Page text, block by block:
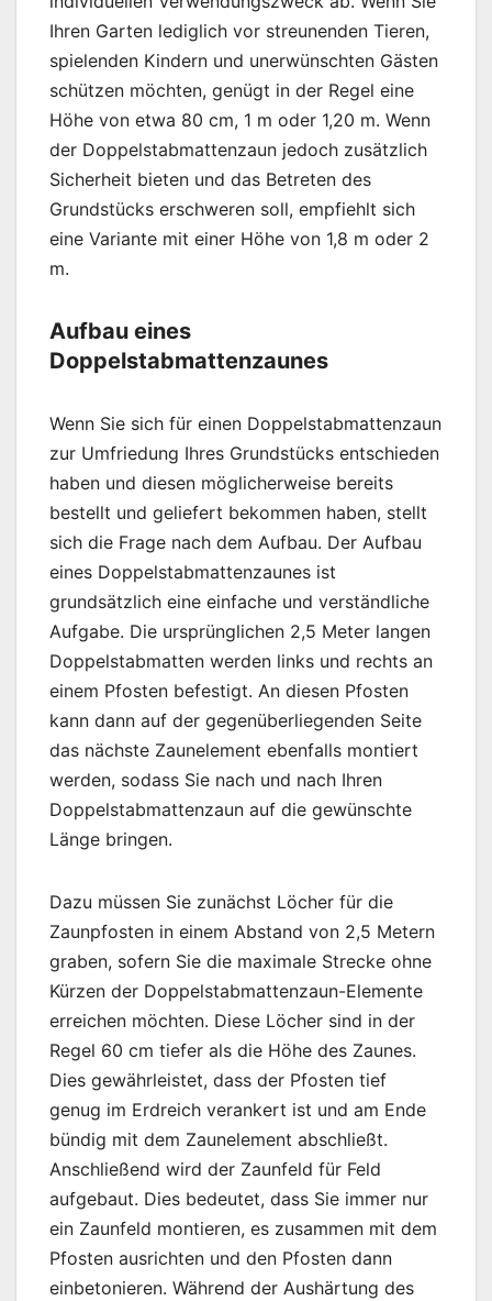
Ihren Garten lediglich vor streunenden Tieren,
spielenden Kindern und unerwünschten Gästen
schützen möchten, genügt in der Regel eine
Höhe von etwa 80 cm, 1 m oder 1,20 m. Wenn
der Doppelstabmattenzaun jedoch zusätzlich
Sicherheit bieten und das Betreten des
Grundstücks erschweren soll, empfiehlt sich
eine Variante mit einer Höhe von 1,8 m oder 2
m.
Aufbau eines
Doppelstabmattenzaunes
Wenn Sie sich für einen Doppelstabmattenzaun
zur Umfriedung Ihres Grundstücks entschieden
haben und diesen möglicherweise bereits
bestellt und geliefert bekommen haben, stellt
sich die Frage nach dem Aufbau. Der Aufbau
eines Doppelstabmattenzaunes ist
grundsätzlich eine einfache und verständliche
Aufgabe. Die ursprünglichen 2,5 Meter langen
Doppelstabmatten werden links und rechts an
einem Pfosten befestigt. An diesen Pfosten
kann dann auf der gegenüberliegenden Seite
das nächste Zaunelement ebenfalls montiert
werden, sodass Sie nach und nach Ihren
Doppelstabmattenzaun auf die gewünschte
Länge bringen.
Dazu müssen Sie zunächst Löcher für die
Zaunpfosten in einem Abstand von 2,5 Metern
graben, sofern Sie die maximale Strecke ohne
Kürzen der Doppelstabmattenzaun-Elemente
erreichen möchten. Diese Löcher sind in der
Regel 60 cm tiefer als die Höhe des Zaunes.
Dies gewährleistet, dass der Pfosten tief
genug im Erdreich verankert ist und am Ende
bündig mit dem Zaunelement abschließt.
Anschließend wird der Zaunfeld für Feld
aufgebaut. Dies bedeutet, dass Sie immer nur
ein Zaunfeld montieren, es zusammen mit dem
Pfosten ausrichten und den Pfosten dann
einbetonieren. Während der Aushärtung des